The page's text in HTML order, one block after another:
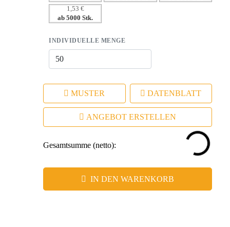
ins Gespräch bringen
1,53 €
ab 5000 Stk.
INDIVIDUELLE MENGE
MUSTER DATENBLATT
ANGEBOT ERSTELLEN
Gesamtsumme (netto):
IN DEN WARENKORB